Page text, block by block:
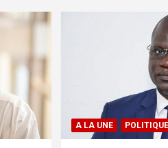
A LA UNE POLITIQUE